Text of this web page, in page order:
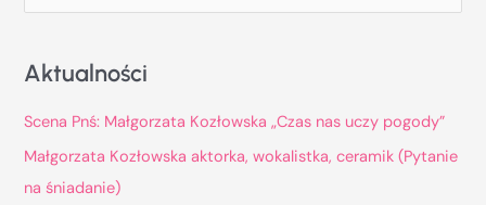
k
a
j
Aktualności
Scena Pnś: Małgorzata Kozłowska „Czas nas uczy pogody”
Małgorzata Kozłowska aktorka, wokalistka, ceramik (Pytanie
na śniadanie)